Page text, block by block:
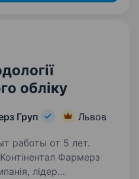
обліку
Груп Львов
работы от 5 лет.
лідер